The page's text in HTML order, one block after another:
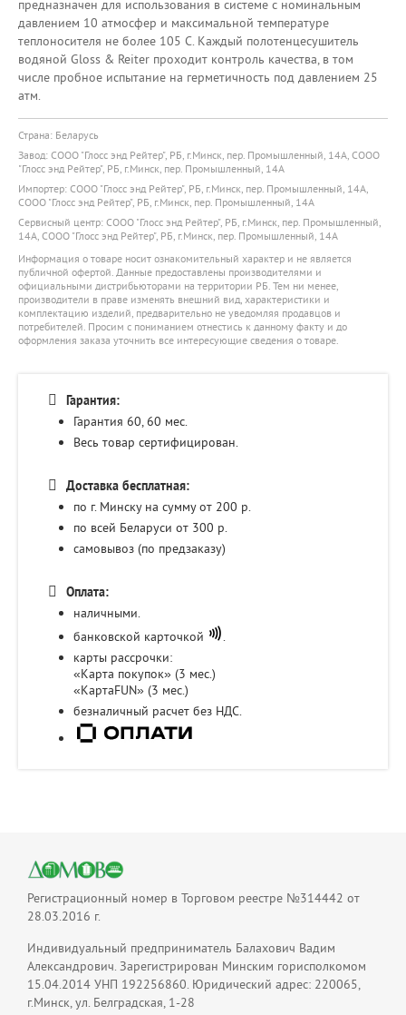
предназначен для использования в системе с номинальным
давлением 10 атмосфер и максимальной температуре
теплоносителя не более 105 С. Каждый полотенцесушитель
водяной Gloss & Reiter проходит контроль качества, в том
числе пробное испытание на герметичность под давлением 25
атм.
Страна: Беларусь
Завод: СООО "Глосс энд Рейтер", РБ, г.Минск, пер. Промышленный, 14А, СООО
"Глосс энд Рейтер", РБ, г.Минск, пер. Промышленный, 14А
Импортер: СООО "Глосс энд Рейтер", РБ, г.Минск, пер. Промышленный, 14А,
СООО "Глосс энд Рейтер", РБ, г.Минск, пер. Промышленный, 14А
Сервисный центр: СООО "Глосс энд Рейтер", РБ, г.Минск, пер. Промышленный,
14А, СООО "Глосс энд Рейтер", РБ, г.Минск, пер. Промышленный, 14А
Информация о товаре носит ознакомительный характер и не является
публичной офертой. Данные предоставлены производителями и
официальными дистрибьюторами на территории РБ. Тем ни менее,
производители в праве изменять внешний вид, характеристики и
комплектацию изделий, предварительно не уведомляя продавцов и
потребителей. Просим с пониманием отнестись к данному факту и до
оформления заказа уточнить все интересующие сведения о товаре.
Гарантия:
Гарантия 60, 60 мес.
Весь товар сертифицирован.
Доставка бесплатная:
по г. Минску на сумму от 200 р.
по всей Беларуси от 300 р.
самовывоз (по предзаказу)
Оплата:
наличными.
банковской карточкой
.
карты рассрочки:
«Карта покупок» (3 мес.)
«КартаFUN» (3 мес.)
безналичный расчет без НДС.
Регистрационный номер в Торговом реестре №314442 от
28.03.2016 г.
Индивидуальный предприниматель Балахович Вадим
Александрович. Зарегистрирован Минским горисполкомом
15.04.2014 УНП 192256860. Юридический адрес: 220065,
г.Минск, ул. Белградская, 1-28